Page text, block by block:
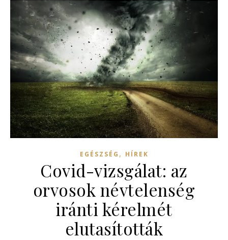
EGÉSZSÉG , HÍREK
Covid-vizsgálat: az
orvosok névtelenség
iránti kérelmét
elutasították